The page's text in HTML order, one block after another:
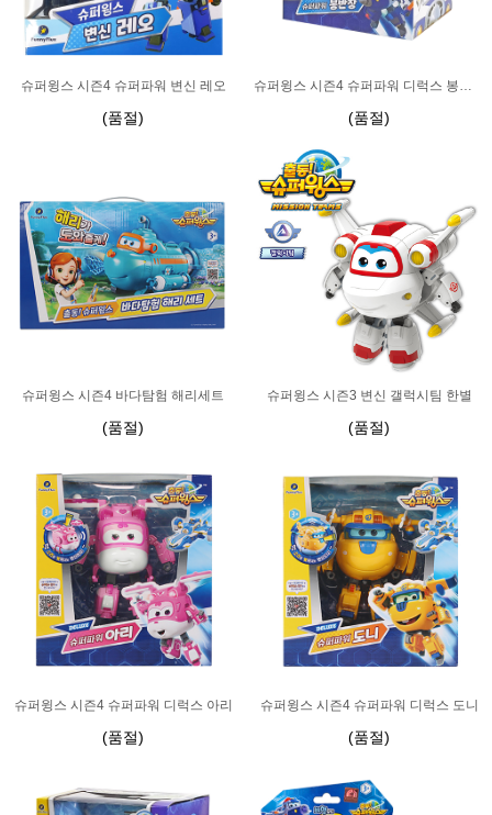
슈퍼윙스 시즌4 슈퍼파워 변신 레오
(품절)
슈퍼윙스 시즌4 슈퍼파워 디럭스 봉반장
(품절)
슈퍼윙스 시즌4 바다탐험 해리세트
(품절)
슈퍼윙스 시즌3 변신 갤럭시팀 한별
(품절)
슈퍼윙스 시즌4 슈퍼파워 디럭스 아리
(품절)
슈퍼윙스 시즌4 슈퍼파워 디럭스 도니
(품절)